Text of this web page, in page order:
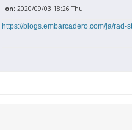
on: 2020/09/03 18:26 Thu
https://blogs.embarcadero.com/ja/